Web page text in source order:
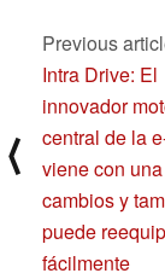
⟨
Previous
Intra Drive: El
innovador
central de la
viene con
cambios y
puede
fácilmente